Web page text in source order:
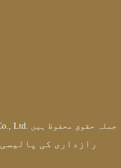
رازداری کی پالیسی